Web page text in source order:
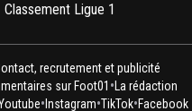
Classement Ligue 1
recrutement et publicité
sur Foot01 • La rédaction
• Instagram•TikTok•Facebook